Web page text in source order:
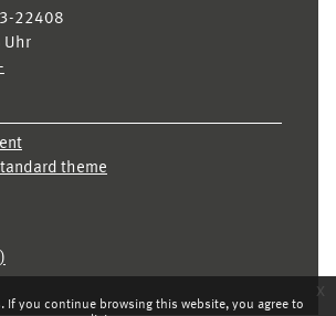
If you continue browsing this website, you agree to
x
22408
Uhr
theme